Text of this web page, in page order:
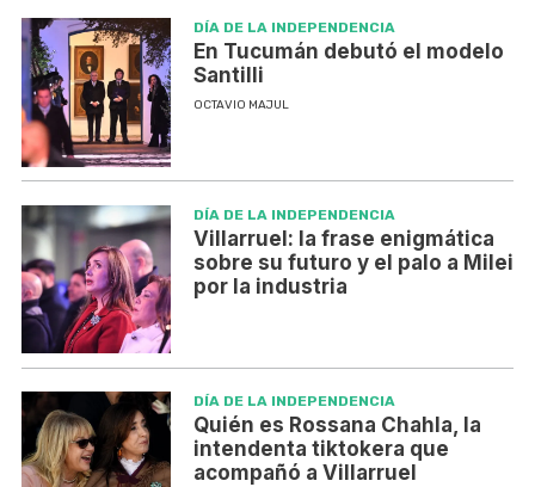
DÍA DE LA INDEPENDENCIA
En Tucumán debutó el modelo
Santilli
OCTAVIO MAJUL
DÍA DE LA INDEPENDENCIA
Villarruel: la frase enigmática
sobre su futuro y el palo a Milei
por la industria
DÍA DE LA INDEPENDENCIA
Quién es Rossana Chahla, la
intendenta tiktokera que
acompañó a Villarruel